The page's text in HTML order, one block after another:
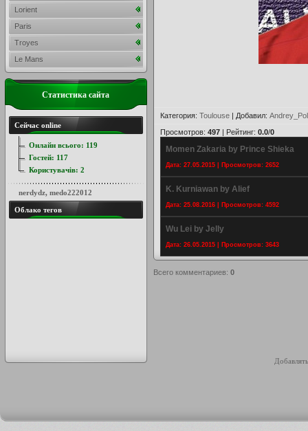
Категория: Toulouse | Добавил: Andrey_Pol
Просмотров: 497 | Рейтинг: 0.0/0
Momen Zakaria by Prince Shieka
Дата: 27.05.2015 | Просмотров: 2652
K. Kurniawan by Alief
Дата: 25.08.2016 | Просмотров: 4592
Wu Lei by Jelly
Дата: 26.05.2015 | Просмотров: 3643
Всего комментариев: 0
Lorient
Paris
Troyes
Le Mans
Статистика сайта
Сейчас online
Онлайн всього: 119
Гостей: 117
Користувачів: 2
nerdydz, medo222012
Облако тегов